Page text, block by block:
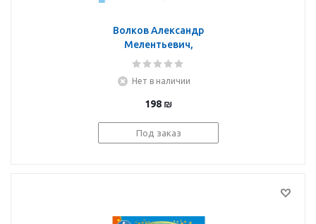
Волков Александр
Мелентьевич,
Владимирский Л. В.:
Нет в наличии
198 ₪
Под заказ